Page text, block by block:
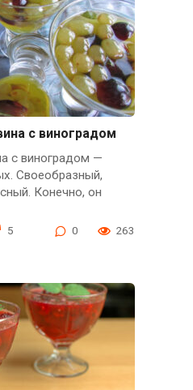
с виноградом
с виноградом —
Своеобразный,
Конечно, он
5 0 263